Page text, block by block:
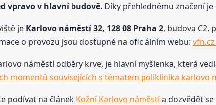
vpravo v hlavní budově. Díky přehlednému značení
je Karlovo náměstí 32, 128 08 Praha 2, budova C2,
o provozu jsou dostupné na oficiálním webu:
náměstí odběry krve, je hlavní myšlenka, která
momentů souvisejících s tématem poliklinika karlovo
podívat na článek Kožní Karlovo náměstía dozvědět se